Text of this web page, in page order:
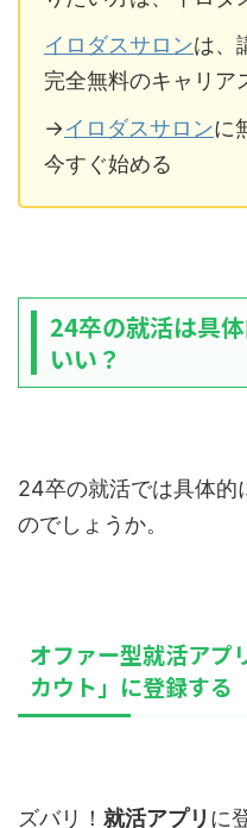
イロダスサロンは、
完全無料のキャリア
→イロダスサロンに
今すぐ始める
24卒の就活は具
いい？
24卒の就活では具体的
のでしょうか。
オファー型就活アプ
カウト」に登録する
ズバリ！ 就活アプリ に